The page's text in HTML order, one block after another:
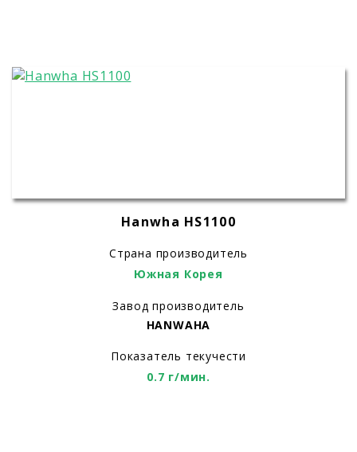
Hanwha HS1100
Страна производитель
Южная Корея
Завод производитель
HANWAHA
Показатель текучести
0.7 г/мин.